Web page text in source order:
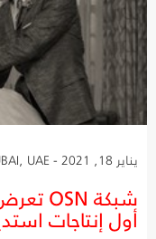
يناير 18, 2021 - DUBAI, UAE
أول إنتاجات